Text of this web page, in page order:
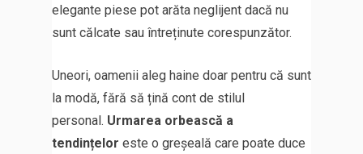
elegante piese pot arăta neglijent dacă nu
sunt călcate sau întreținute corespunzător.
Uneori, oamenii aleg haine doar pentru că sunt
la modă, fără să țină cont de stilul
personal. Urmarea orbească a
tendințelor este o greșeală care poate duce